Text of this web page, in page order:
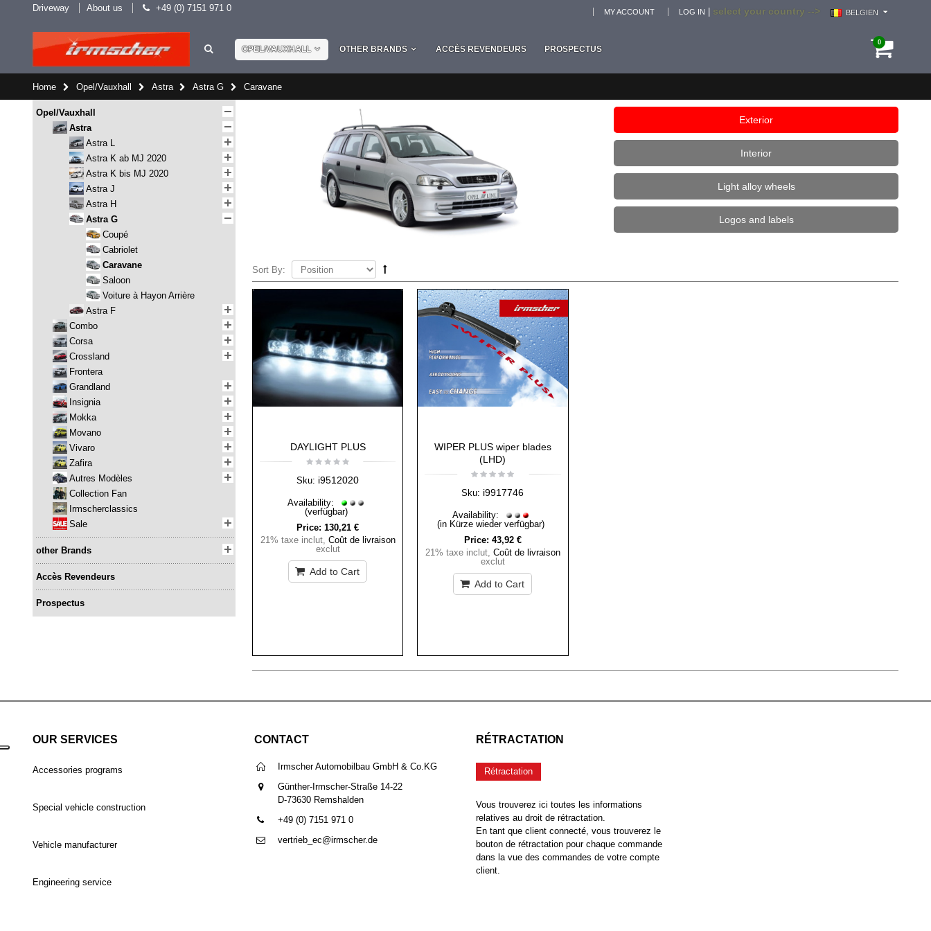
Driveway About us +49 (0) 7151 971 0 select your country --> BELGIEN
MY ACCOUNT LOG IN
0
OPEL/VAUXHALL OTHER BRANDS ACCÈS REVENDEURS PROSPECTUS
Home Opel/Vauxhall Astra Astra G Caravane
Exterior
Interior
Light alloy wheels
Logos and labels
Sort By:
DAYLIGHT PLUS
Sku: i9512020
Availability:
(verfügbar)
Price: 130,21 €
21% taxe inclut, Coût de livraison
exclut
Add to Cart
WIPER PLUS wiper blades
(LHD)
Sku: i9917746
Availability:
(in Kürze wieder verfügbar)
Price: 43,92 €
21% taxe inclut, Coût de livraison
exclut
Add to Cart
Opel/Vauxhall
Astra
Astra L
Astra K ab MJ 2020
Astra K bis MJ 2020
Astra J
Astra H
Astra G
Coupé
Cabriolet
Caravane
Saloon
Voiture à Hayon Arrière
Astra F
Combo
Corsa
Crossland
Frontera
Grandland
Insignia
Mokka
Movano
Vivaro
Zafira
Autres Modèles
Collection Fan
Irmscherclassics
Sale
other Brands
Accès Revendeurs
Prospectus
OUR SERVICES
Accessories programs
Special vehicle construction
Vehicle manufacturer
Engineering service
CONTACT
Irmscher Automobilbau GmbH & Co.KG
Günther-Irmscher-Straße 14-22
D-73630 Remshalden
+49 (0) 7151 971 0
vertrieb_ec@irmscher.de
RÉTRACTATION
Rétractation
Vous trouverez ici toutes les informations
relatives au droit de rétractation.
En tant que client connecté, vous trouverez le
bouton de rétractation pour chaque commande
dans la vue des commandes de votre compte
client.